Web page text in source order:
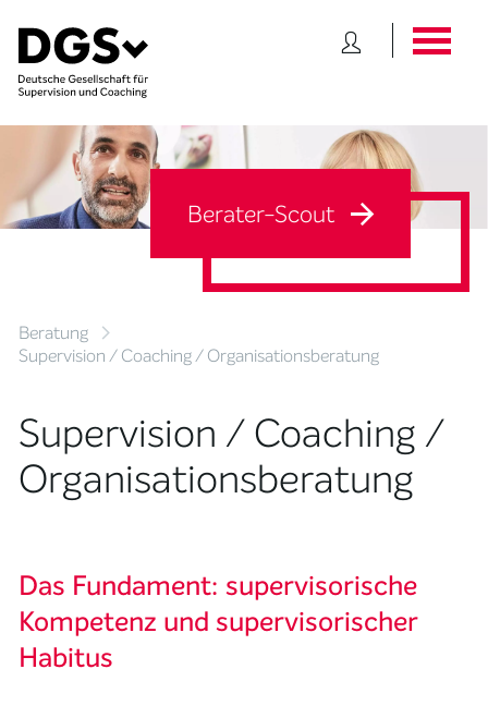
Beratung
Supervision / Coaching / Organisationsberatung
Berater-Scout
Supervision / Coaching /
Organisationsberatung
Das Fundament: supervisorische
Kompetenz und supervisorischer
Habitus